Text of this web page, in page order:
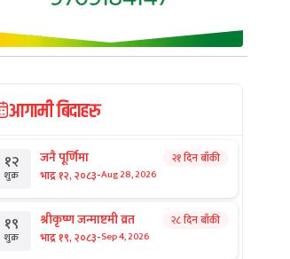
आगामी बिदाहरु
१२
शुक्र
जनै पूर्णिमा
भाद्र १२, २०८३-Aug 28, 2026
२१ दिन बाँकी
१९
शुक्र
श्रीकृष्ण जन्माष्टमी व्रत
भाद्र १९, २०८३-Sep 4, 2026
२८ दिन बाँकी